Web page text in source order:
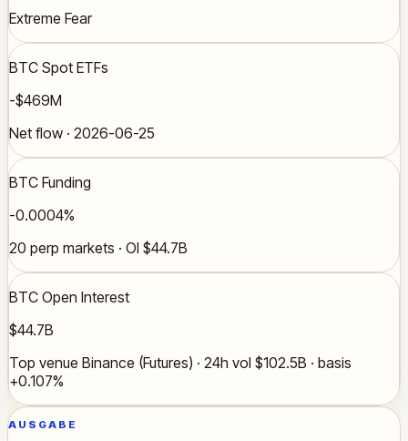
Extreme Fear
BTC Spot ETFs
-$469M
Net flow · 2026-06-25
BTC Funding
-0.0004%
20 perp markets · OI $44.7B
BTC Open Interest
$44.7B
Top venue Binance (Futures) · 24h vol $102.5B · basis
+0.107%
AUSGABE